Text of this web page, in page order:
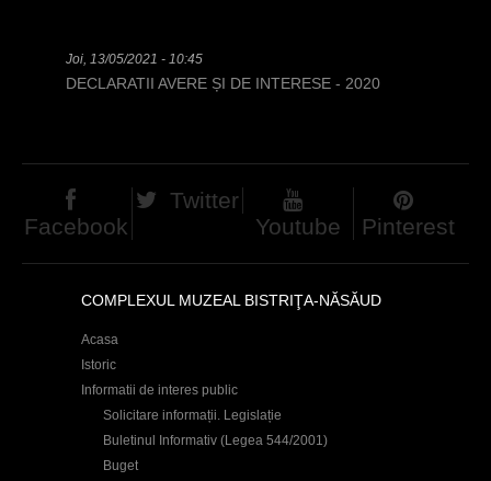
Joi, 13/05/2021 - 10:45
DECLARATII AVERE ȘI DE INTERESE - 2020
Facebook
Twitter
Youtube
Pinterest
COMPLEXUL MUZEAL BISTRIŢA-NĂSĂUD
Acasa
Istoric
Informatii de interes public
Solicitare informații. Legislație
Buletinul Informativ (Legea 544/2001)
Buget